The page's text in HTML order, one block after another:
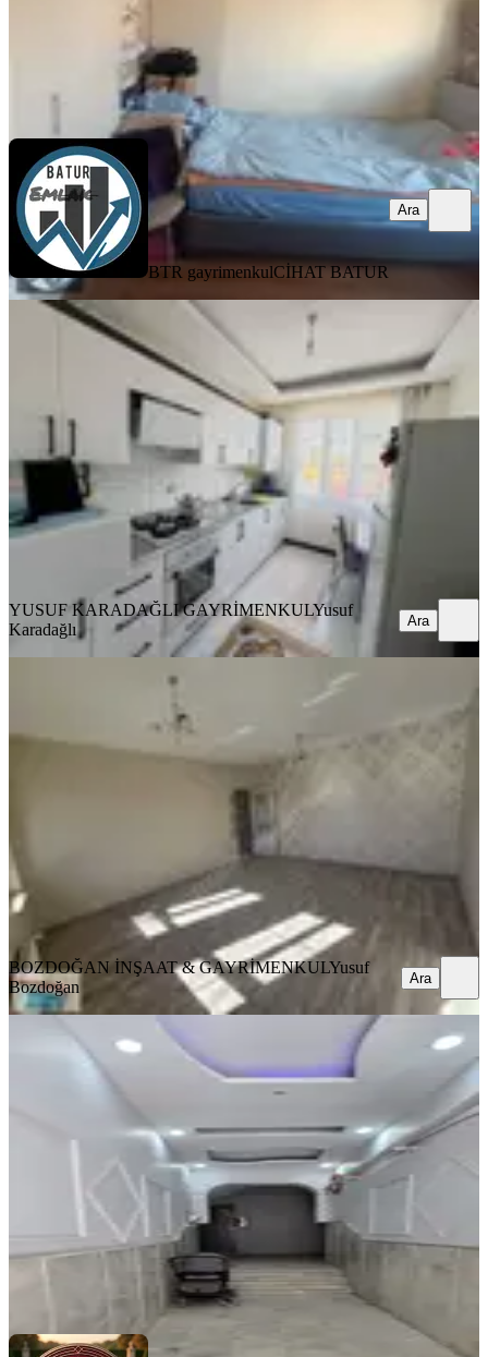
BTR gayrimenkul CİHAT BATUR
BTR gayrimenkulCİHAT BATUR
Ara
MANZARALI
Yusuf Karadağlıdan Çatyolda Dprm
Sonrası Satılık 2+1
Battalgazi, Göztepe Mahallesi
2+1
26.07.2026
YUSUF KARADAĞLI GAYRİMENKUL Yusuf Karadağlı
YUSUF KARADAĞLI GAYRİMENKULYusuf
Karadağlı
Ara
Bozdoğandan Beydağı Tokide Satılık
3+1 Daire
Battalgazi, Merkez Beydağı Mahallesi
·8. Kat
BOZDOĞAN İNŞAAT & GAYRİMENKUL
BOZDOĞAN İNŞAAT & GAYRİMENKULYusuf
Bozdoğan
Ara
Hasanbey'de 3+1 Satılık Daire
Battalgazi, Hacı Abdi Mahallesi
3+1·145 m²·Yüksek giriş·24.07.2026
2.700.000 ₺
MY GARDEN Ömer Alpaslan